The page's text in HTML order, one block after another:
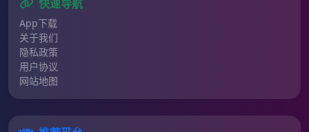
快速导航
App下载
关于我们
隐私政策
用户协议
网站地图